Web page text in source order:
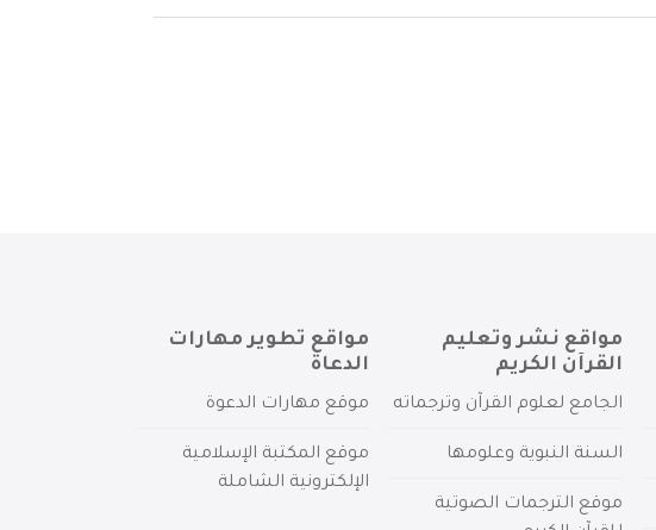
مواقع نشر وتعليم
القرآن الكريم
الجامع لعلوم القرآن وترجماته
السنة النبوية وعلومها
موقع الترجمات الصوتية
مواقع تطوير مهارات
الدعاة
موقع مهارات الدعوة
موقع المكتبة الإسلامية
الإلكترونية الشاملة